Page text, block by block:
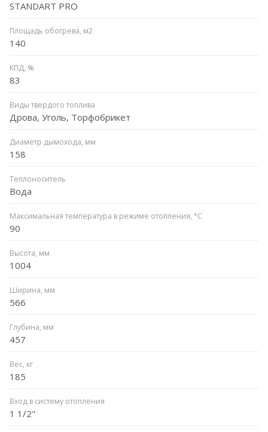
STANDART PRO
Площадь обогрева, м2
140
КПД, %
83
Виды твердого топлива
Дрова, Уголь, Торфобрикет
Диаметр дымохода, мм
158
Теплоноситель
Вода
Максимальная температура в режиме отопления, °C
90
Высота, мм
1004
Ширина, мм
566
Глубина, мм
457
Вес, кг
185
Вход в систему отопления
1 1/2"